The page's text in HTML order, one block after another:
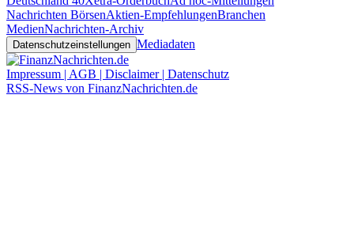
Nachrichten BörsenAktien-EmpfehlungenBranchen
MedienNachrichten-Archiv
Datenschutzeinstellungen Mediadaten
Impressum | AGB | Disclaimer | Datenschutz
RSS-News von FinanzNachrichten.de